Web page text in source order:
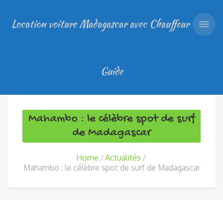
Location voiture Madagascar avec Chauffeur
Guide
Mahambo : le célèbre spot de surf
de Madagascar
Home
Actualités
Mahambo : le célèbre spot de surf de Madagascar